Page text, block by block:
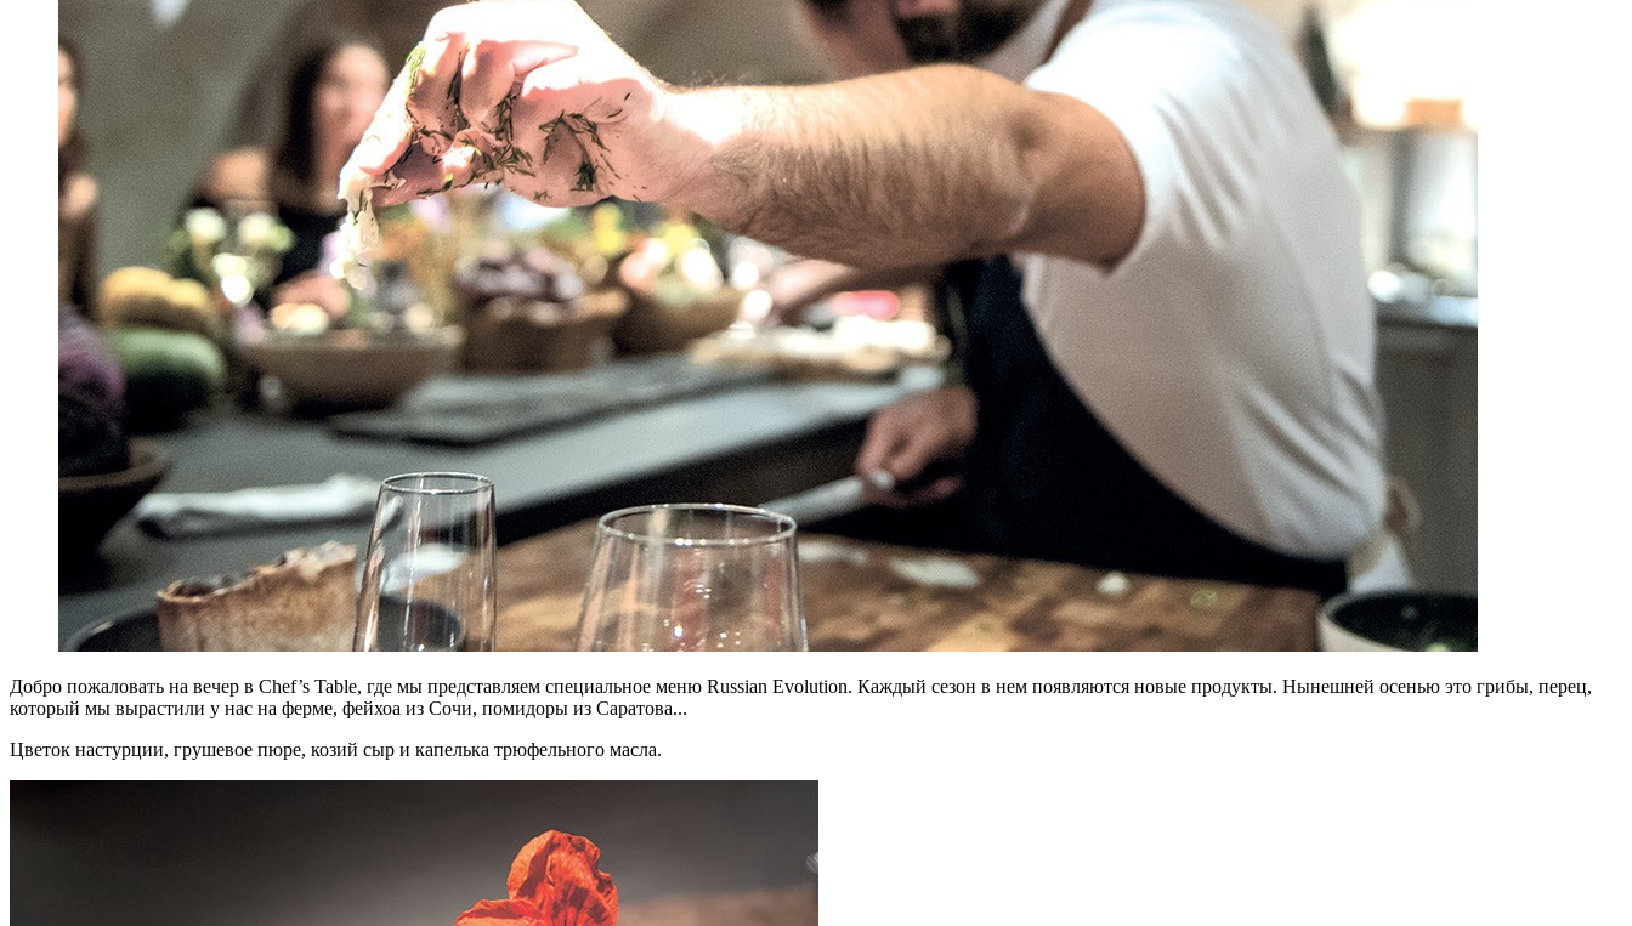
Добро пожаловать на вечер в Chef’s Table, где мы представляем специальное меню Russian Evolution. Каждый сезон в нем появляются новые продукты. Нынешней осенью это грибы, перец,
который мы вырастили у нас на ферме, фейхоа из Сочи, помидоры из Саратова...
Цветок настурции, грушевое пюре, козий сыр и капелька трюфельного масла.